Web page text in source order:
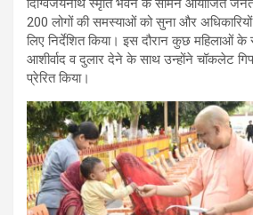
200 लोगों की समस्याओं को सुना और अधिकारियों
लिए निर्देशित किया। इस दौरान कुछ महिलाओं
आशीर्वाद व दुलार देने के साथ उन्होंने चॉकलेट
प्रेरित किया।